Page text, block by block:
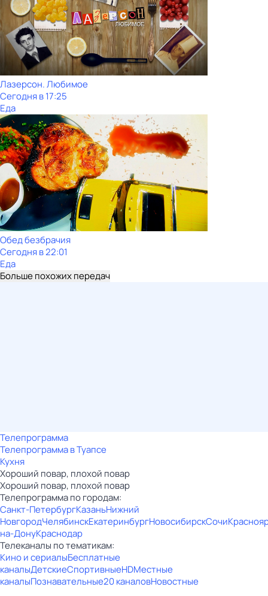
Лазерсон. Любимое
Сегодня в 17:25
Еда
Обед безбрачия
Сегодня в 22:01
Еда
Больше похожих передач
Телепрограмма
Телепрограмма в Туапсе
Кухня
Хороший повар, плохой повар
Хороший повар, плохой повар
Телепрограмма по городам:
Санкт-ПетербургКазаньНижний
НовгородЧелябинскЕкатеринбургНовосибирскСочи
на-ДонуКраснодар
Телеканалы по тематикам:
Кино и сериалыБесплатные
каналыДетскиеСпортивныеHDМестные
каналыПознавательные20 каналовНовостные